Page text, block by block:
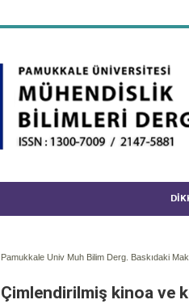
Pamukkale Univ Muh Bilim Derg. Baskıdaki
Çimlendirilmiş kinoa ve